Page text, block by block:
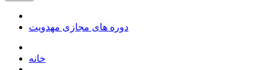
دوره های مجازی مهدویت
خانه